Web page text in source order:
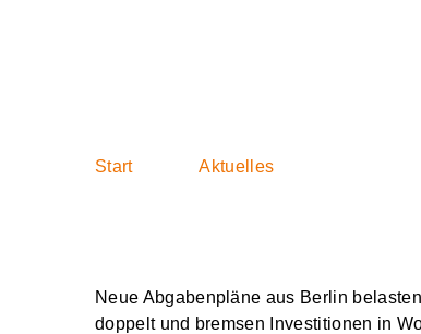
Start Aktuelles
Neue Abgabenpläne aus Berlin
doppelt und bremsen Investitionen in